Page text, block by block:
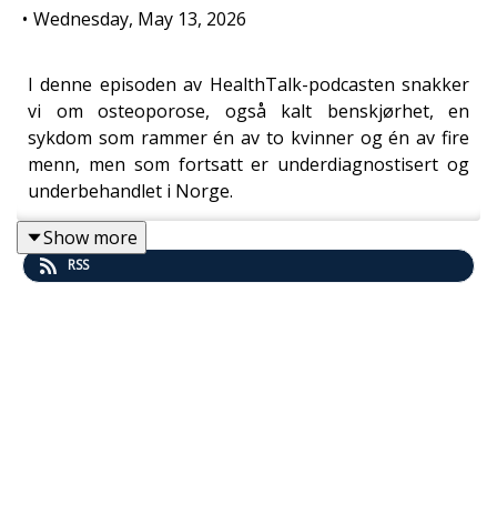
• Wednesday, May 13, 2026
I denne episoden av HealthTalk-podcasten snakker
vi om osteoporose, også kalt benskjørhet, en
sykdom som rammer én av to kvinner og én av fire
menn, men som fortsatt er underdiagnostisert og
underbehandlet i Norge.
Ukens gjester er Frede Frihagen, ortoped og
Show more
RSS